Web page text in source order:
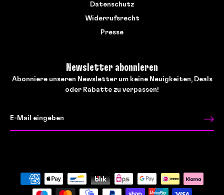
Datenschutz
Widerrufsrecht
Presse
Newsletter abonnieren
Abonniere unseren Newsletter um keine Neuigkeiten, Deals
oder Rabatte zu verpassen!